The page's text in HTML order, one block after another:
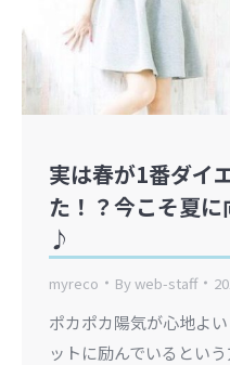
実は春が1番ダイ
た！？今こそ夏
♪
myreco Byweb-staff
ポカポカ陽気が心地よ
ットに励んでいるとい